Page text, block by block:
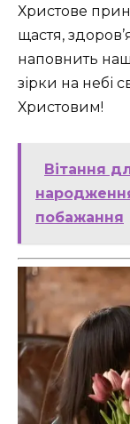
Христове
щастя,
наповнить
зірки на небі
Христовим!
Вітання
побажання